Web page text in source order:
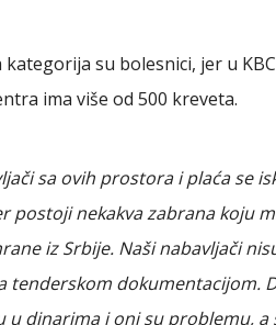
su bolesnici, jer u
ima više od 500 kreveta.
sa ovih prostora i plaća se
postoji nekakva zabrana koju
iz Srbije. Naši nabavljači
tenderskom dokumentacijom.
u dinarima i oni su problemu, a